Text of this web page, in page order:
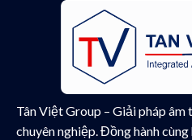
Tân Việt Group – Giải pháp âm
chuyên nghiệp. Đồng hành